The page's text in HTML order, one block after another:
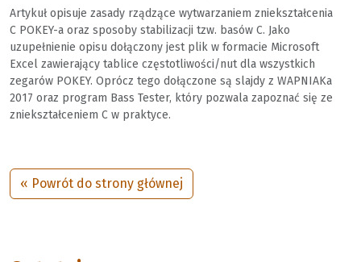
Artykuł opisuje zasady rządzące wytwarzaniem zniekształcenia
C POKEY-a oraz sposoby stabilizacji tzw. basów C. Jako
uzupełnienie opisu dołączony jest plik w formacie Microsoft
Excel zawierający tablice częstotliwości/nut dla wszystkich
zegarów POKEY. Oprócz tego dołączone są slajdy z WAPNIAKa
2017 oraz program Bass Tester, który pozwala zapoznać się ze
zniekształceniem C w praktyce.
« Powrót do strony głównej